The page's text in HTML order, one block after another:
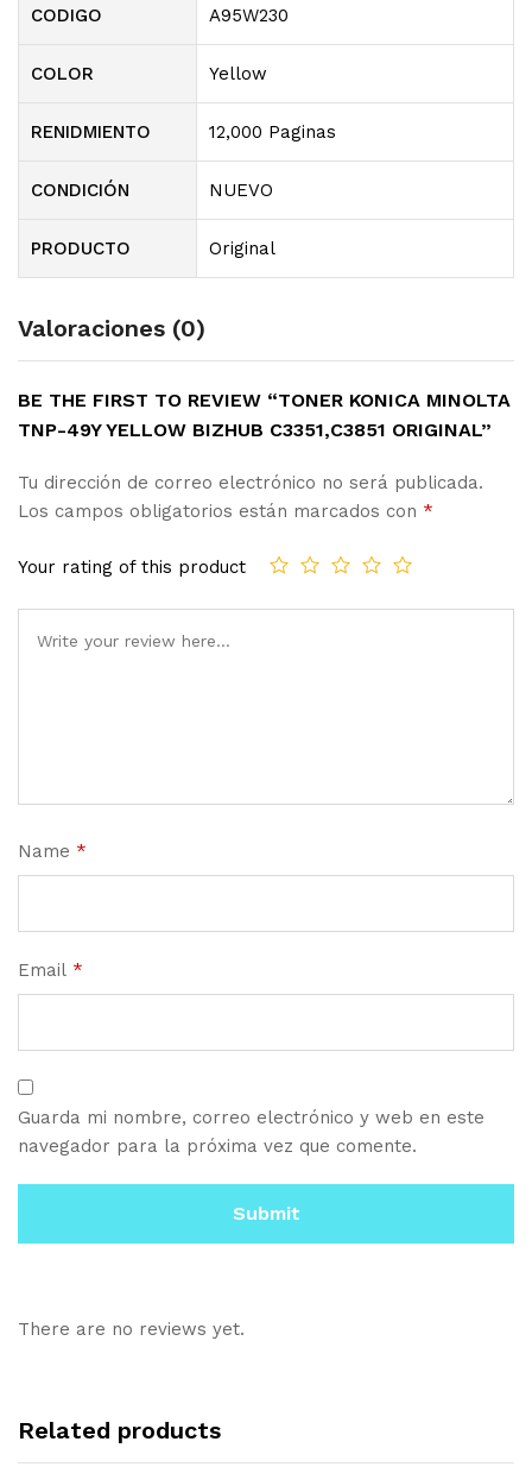
CODIGO A95W230
COLOR Yellow
RENIDMIENTO 12,000 Paginas
CONDICIÓN NUEVO
PRODUCTO Original
Valoraciones (0)
BE THE FIRST TO REVIEW “TONER KONICA MINOLTA
TNP-49Y YELLOW BIZHUB C3351,C3851 ORIGINAL”
Tu dirección de correo electrónico no será publicada.
Los campos obligatorios están marcados con *
Your rating of this product
Name *
Email *
Guarda mi nombre, correo electrónico y web en este
navegador para la próxima vez que comente.
There are no reviews yet.
Related products